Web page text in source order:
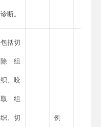
诊断。
包括切
除组
织、咬
取组
织、切 例